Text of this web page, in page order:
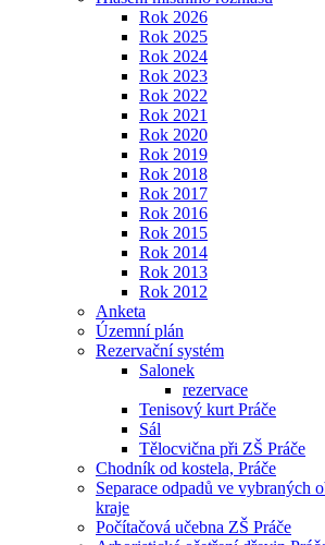
Rok 2026
Rok 2025
Rok 2024
Rok 2023
Rok 2022
Rok 2021
Rok 2020
Rok 2019
Rok 2018
Rok 2017
Rok 2016
Rok 2015
Rok 2014
Rok 2013
Rok 2012
Anketa
Územní plán
Rezervační systém
Salonek
rezervace
Tenisový kurt Práče
Sál
Tělocvična při ZŠ Práče
Chodník od kostela, Práče
Separace odpadů ve vybraných
kraje
Počítačová učebna ZŠ Práče